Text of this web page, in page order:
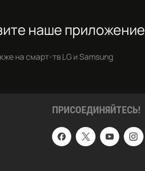
наше приложение
на смарт-твLG и Samsung
ПРИСОЕДИНЯЙТЕСЬ!